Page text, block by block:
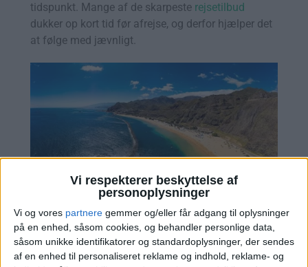
Vi respekterer beskyttelse af
personoplysninger
Vi og vores partnere gemmer og/eller får adgang til oplysninger
på en enhed, såsom cookies, og behandler personlige data,
såsom unikke identifikatorer og standardoplysninger, der sendes
af en enhed til personaliseret reklame og indhold, reklame- og
tidspunkt. Mange af de skarpeste rejsetilbud
dukker op kort tid før afrejse, og derfor hjælper det
at følge med jævnligt.
HVOR ER DET BEDST AT BO
PÅ TENERIFE?